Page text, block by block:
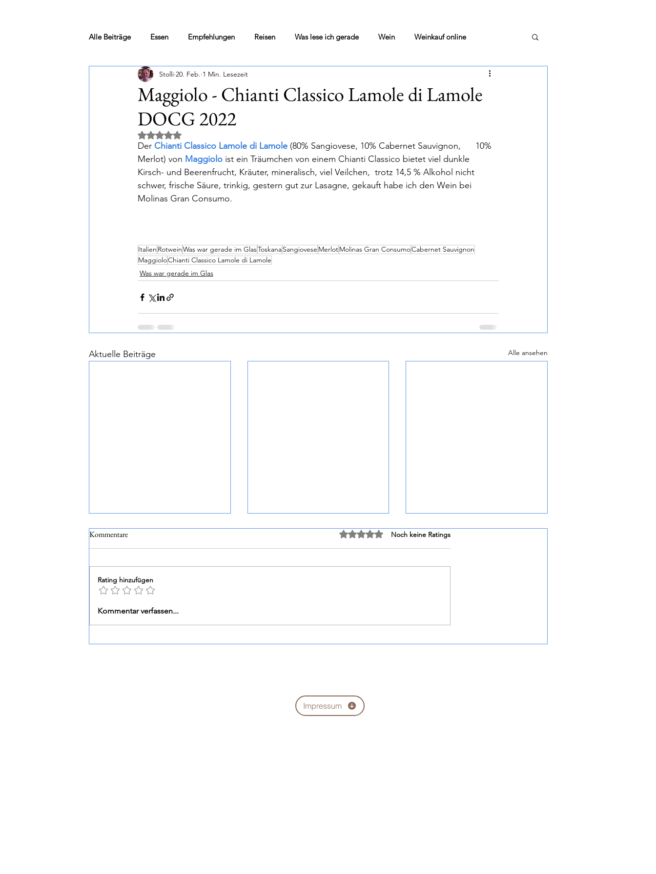
Alle Beiträge Essen Empfehlungen Reisen Was lese ich gerade Wein Weinkauf online
Weinkauf vor Ort Merum Wine Blog
Jack „out“ the box & andere Kuriosi
Newsletter Eventankündigungen Wohin in Darmstadt - Tips - Flops Was war gerade im Glas
Das "kleine" Wein ABC...
Maggiolo - Chianti Classico Lamole di Lamole
DOCG 2022
Stolli 20. Feb. 1 Min. Lesezeit
Mit NaN von 5 Sternen bewertet.
Der Chianti Classico Lamole di Lamole (80% Sangiovese, 10% Cabernet Sauvignon,      10%
Merlot) von Maggiolo ist ein Träumchen von einem Chianti Classico bietet viel dunkle
Kirsch- und Beerenfrucht, Kräuter, mineralisch, viel Veilchen,  trotz 14,5 % Alkohol nicht
schwer, frische Säure, trinkig, gestern gut zur Lasagne, gekauft habe ich den Wein bei
Molinas Gran Consumo.
Italien RotweinWas war gerade im GlasToskanaSangiovese MerlotMolinas Gran ConsumoCabernet Sauvignon
MaggioloChianti Classico Lamole di Lamole
Was war gerade im Glas
Aktuelle Beiträge Alle ansehen
La Guardiense Janare - Senete
Kommentare Mit 0 von 5 Sternen bewertet.
Noch keine Ratings
Rating hinzufügen
Kommentar verfassen...
Impressum